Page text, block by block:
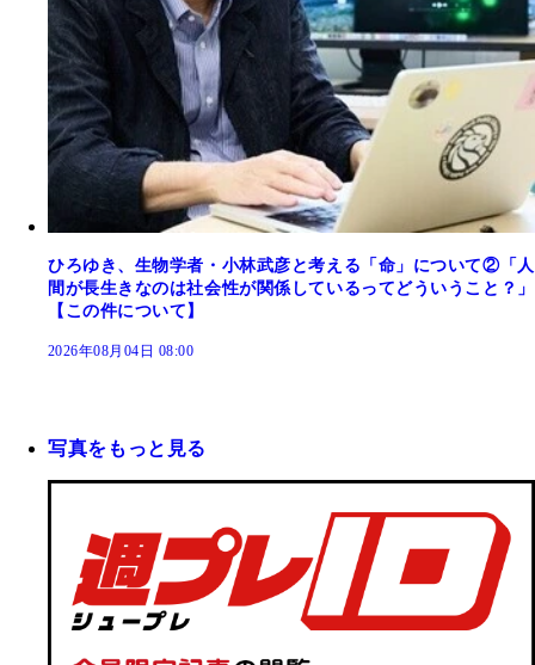
ひろゆき、生物学者・小林武彦と考える「命」について②「人
間が長生きなのは社会性が関係しているってどういうこと？」
【この件について】
2026年08月04日 08:00
写真をもっと見る